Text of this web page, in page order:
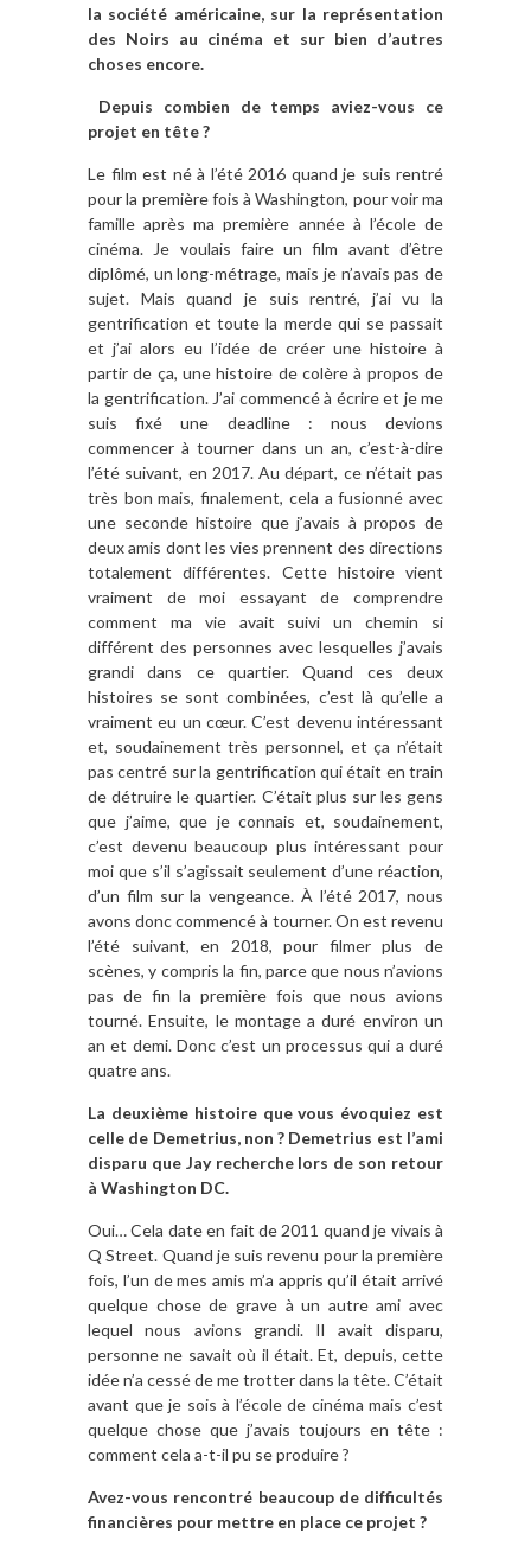
la société américaine, sur la représentation
des Noirs au cinéma et sur bien d’autres
choses encore.
Depuis combien de temps aviez-vous ce
projet en tête ?
Le film est né à l’été 2016 quand je suis rentré
pour la première fois à Washington, pour voir ma
famille après ma première année à l’école de
cinéma. Je voulais faire un film avant d’être
diplômé, un long-métrage, mais je n’avais pas de
sujet. Mais quand je suis rentré, j’ai vu la
gentrification et toute la merde qui se passait
et j’ai alors eu l’idée de créer une histoire à
partir de ça, une histoire de colère à propos de
la gentrification. J’ai commencé à écrire et je me
suis fixé une deadline : nous devions
commencer à tourner dans un an, c’est-à-dire
l’été suivant, en 2017. Au départ, ce n’était pas
très bon mais, finalement, cela a fusionné avec
une seconde histoire que j’avais à propos de
deux amis dont les vies prennent des directions
totalement différentes. Cette histoire vient
vraiment de moi essayant de comprendre
comment ma vie avait suivi un chemin si
différent des personnes avec lesquelles j’avais
grandi dans ce quartier. Quand ces deux
histoires se sont combinées, c’est là qu’elle a
vraiment eu un cœur. C’est devenu intéressant
et, soudainement très personnel, et ça n’était
pas centré sur la gentrification qui était en train
de détruire le quartier. C’était plus sur les gens
que j’aime, que je connais et, soudainement,
c’est devenu beaucoup plus intéressant pour
moi que s’il s’agissait seulement d’une réaction,
d’un film sur la vengeance. À l’été 2017, nous
avons donc commencé à tourner. On est revenu
l’été suivant, en 2018, pour filmer plus de
scènes, y compris la fin, parce que nous n’avions
pas de fin la première fois que nous avions
tourné. Ensuite, le montage a duré environ un
an et demi. Donc c’est un processus qui a duré
quatre ans.
La deuxième histoire que vous évoquiez est
celle de Demetrius, non ? Demetrius est l’ami
disparu que Jay recherche lors de son retour
à Washington DC.
Oui… Cela date en fait de 2011 quand je vivais à
Q Street. Quand je suis revenu pour la première
fois, l’un de mes amis m’a appris qu’il était arrivé
quelque chose de grave à un autre ami avec
lequel nous avions grandi. Il avait disparu,
personne ne savait où il était. Et, depuis, cette
idée n’a cessé de me trotter dans la tête. C’était
avant que je sois à l’école de cinéma mais c’est
quelque chose que j’avais toujours en tête :
comment cela a-t-il pu se produire ?
Avez-vous rencontré beaucoup de difficultés
financières pour mettre en place ce projet ?